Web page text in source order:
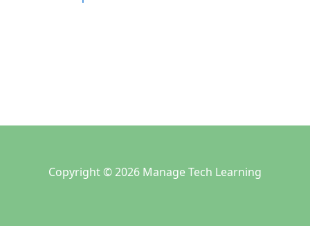
Copyright © 2026 Manage Tech Learning